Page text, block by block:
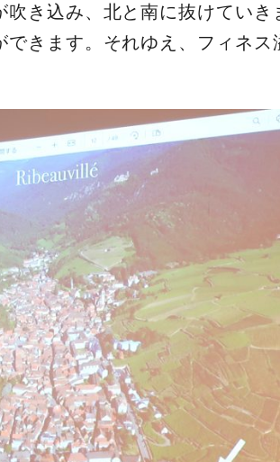
き込み、北と南に抜けていき
きます。それゆえ、フィネス